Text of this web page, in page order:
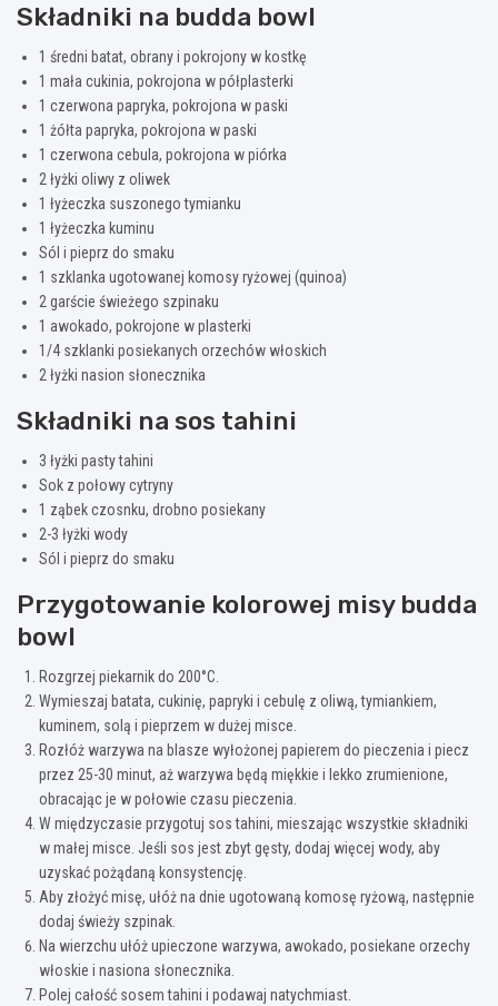
Składniki na budda bowl
1 średni batat, obrany i pokrojony w kostkę
1 mała cukinia, pokrojona w półplasterki
1 czerwona papryka, pokrojona w paski
1 żółta papryka, pokrojona w paski
1 czerwona cebula, pokrojona w piórka
2 łyżki oliwy z oliwek
1 łyżeczka suszonego tymianku
1 łyżeczka kuminu
Sól i pieprz do smaku
1 szklanka ugotowanej komosy ryżowej (quinoa)
2 garście świeżego szpinaku
1 awokado, pokrojone w plasterki
1/4 szklanki posiekanych orzechów włoskich
2 łyżki nasion słonecznika
Składniki na sos tahini
3 łyżki pasty tahini
Sok z połowy cytryny
1 ząbek czosnku, drobno posiekany
2-3 łyżki wody
Sól i pieprz do smaku
Przygotowanie kolorowej misy budda
bowl
Rozgrzej piekarnik do 200°C.
Wymieszaj batata, cukinię, papryki i cebulę z oliwą, tymiankiem,
kuminem, solą i pieprzem w dużej misce.
Rozłóż warzywa na blasze wyłożonej papierem do pieczenia i piecz
przez 25-30 minut, aż warzywa będą miękkie i lekko zrumienione,
obracając je w połowie czasu pieczenia.
W międzyczasie przygotuj sos tahini, mieszając wszystkie składniki
w małej misce. Jeśli sos jest zbyt gęsty, dodaj więcej wody, aby
uzyskać pożądaną konsystencję.
Aby złożyć misę, ułóż na dnie ugotowaną komosę ryżową, następnie
dodaj świeży szpinak.
Na wierzchu ułóż upieczone warzywa, awokado, posiekane orzechy
włoskie i nasiona słonecznika.
Polej całość sosem tahini i podawaj natychmiast.